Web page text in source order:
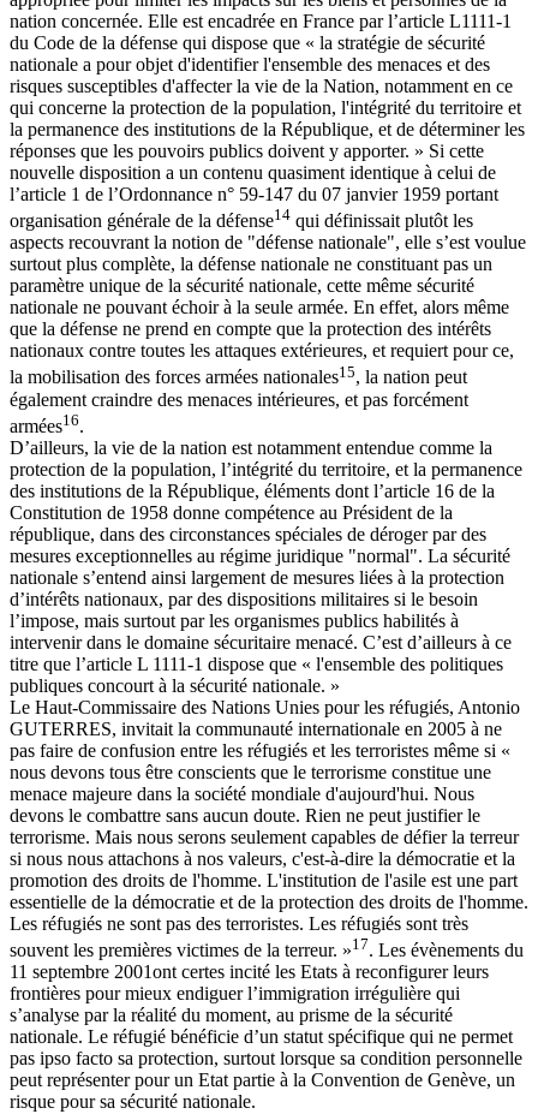
nation concernée. Elle est encadrée en France par l’article L1111-1
du Code de la défense qui dispose que « la stratégie de sécurité
nationale a pour objet d'identifier l'ensemble des menaces et des
risques susceptibles d'affecter la vie de la Nation, notamment en ce
qui concerne la protection de la population, l'intégrité du territoire et
la permanence des institutions de la République, et de déterminer les
réponses que les pouvoirs publics doivent y apporter. » Si cette
nouvelle disposition a un contenu quasiment identique à celui de
l’article 1 de l’Ordonnance n° 59-147 du 07 janvier 1959 portant
organisation générale de la défense14 qui définissait plutôt les
aspects recouvrant la notion de "défense nationale", elle s’est voulue
surtout plus complète, la défense nationale ne constituant pas un
paramètre unique de la sécurité nationale, cette même sécurité
nationale ne pouvant échoir à la seule armée. En effet, alors même
que la défense ne prend en compte que la protection des intérêts
nationaux contre toutes les attaques extérieures, et requiert pour ce,
la mobilisation des forces armées nationales15, la nation peut
également craindre des menaces intérieures, et pas forcément
armées16.
D’ailleurs, la vie de la nation est notamment entendue comme la
protection de la population, l’intégrité du territoire, et la permanence
des institutions de la République, éléments dont l’article 16 de la
Constitution de 1958 donne compétence au Président de la
république, dans des circonstances spéciales de déroger par des
mesures exceptionnelles au régime juridique "normal". La sécurité
nationale s’entend ainsi largement de mesures liées à la protection
d’intérêts nationaux, par des dispositions militaires si le besoin
l’impose, mais surtout par les organismes publics habilités à
intervenir dans le domaine sécuritaire menacé. C’est d’ailleurs à ce
titre que l’article L 1111-1 dispose que « l'ensemble des politiques
publiques concourt à la sécurité nationale. »
Le Haut-Commissaire des Nations Unies pour les réfugiés, Antonio
GUTERRES, invitait la communauté internationale en 2005 à ne
pas faire de confusion entre les réfugiés et les terroristes même si «
nous devons tous être conscients que le terrorisme constitue une
menace majeure dans la société mondiale d'aujourd'hui. Nous
devons le combattre sans aucun doute. Rien ne peut justifier le
terrorisme. Mais nous serons seulement capables de défier la terreur
si nous nous attachons à nos valeurs, c'est-à-dire la démocratie et la
promotion des droits de l'homme. L'institution de l'asile est une part
essentielle de la démocratie et de la protection des droits de l'homme.
Les réfugiés ne sont pas des terroristes. Les réfugiés sont très
souvent les premières victimes de la terreur. »17. Les évènements du
11 septembre 2001ont certes incité les Etats à reconfigurer leurs
frontières pour mieux endiguer l’immigration irrégulière qui
s’analyse par la réalité du moment, au prisme de la sécurité
nationale. Le réfugié bénéficie d’un statut spécifique qui ne permet
pas ipso facto sa protection, surtout lorsque sa condition personnelle
peut représenter pour un Etat partie à la Convention de Genève, un
risque pour sa sécurité nationale.